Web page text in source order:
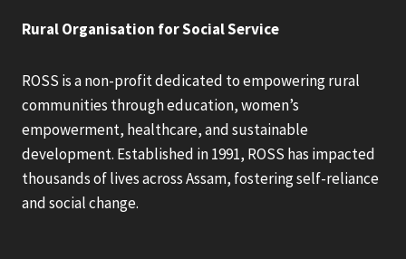
Rural Organisation for Social Service
ROSS is a non-profit dedicated to empowering rural
communities through education, women’s
empowerment, healthcare, and sustainable
development. Established in 1991, ROSS has impacted
thousands of lives across Assam, fostering self-reliance
and social change.